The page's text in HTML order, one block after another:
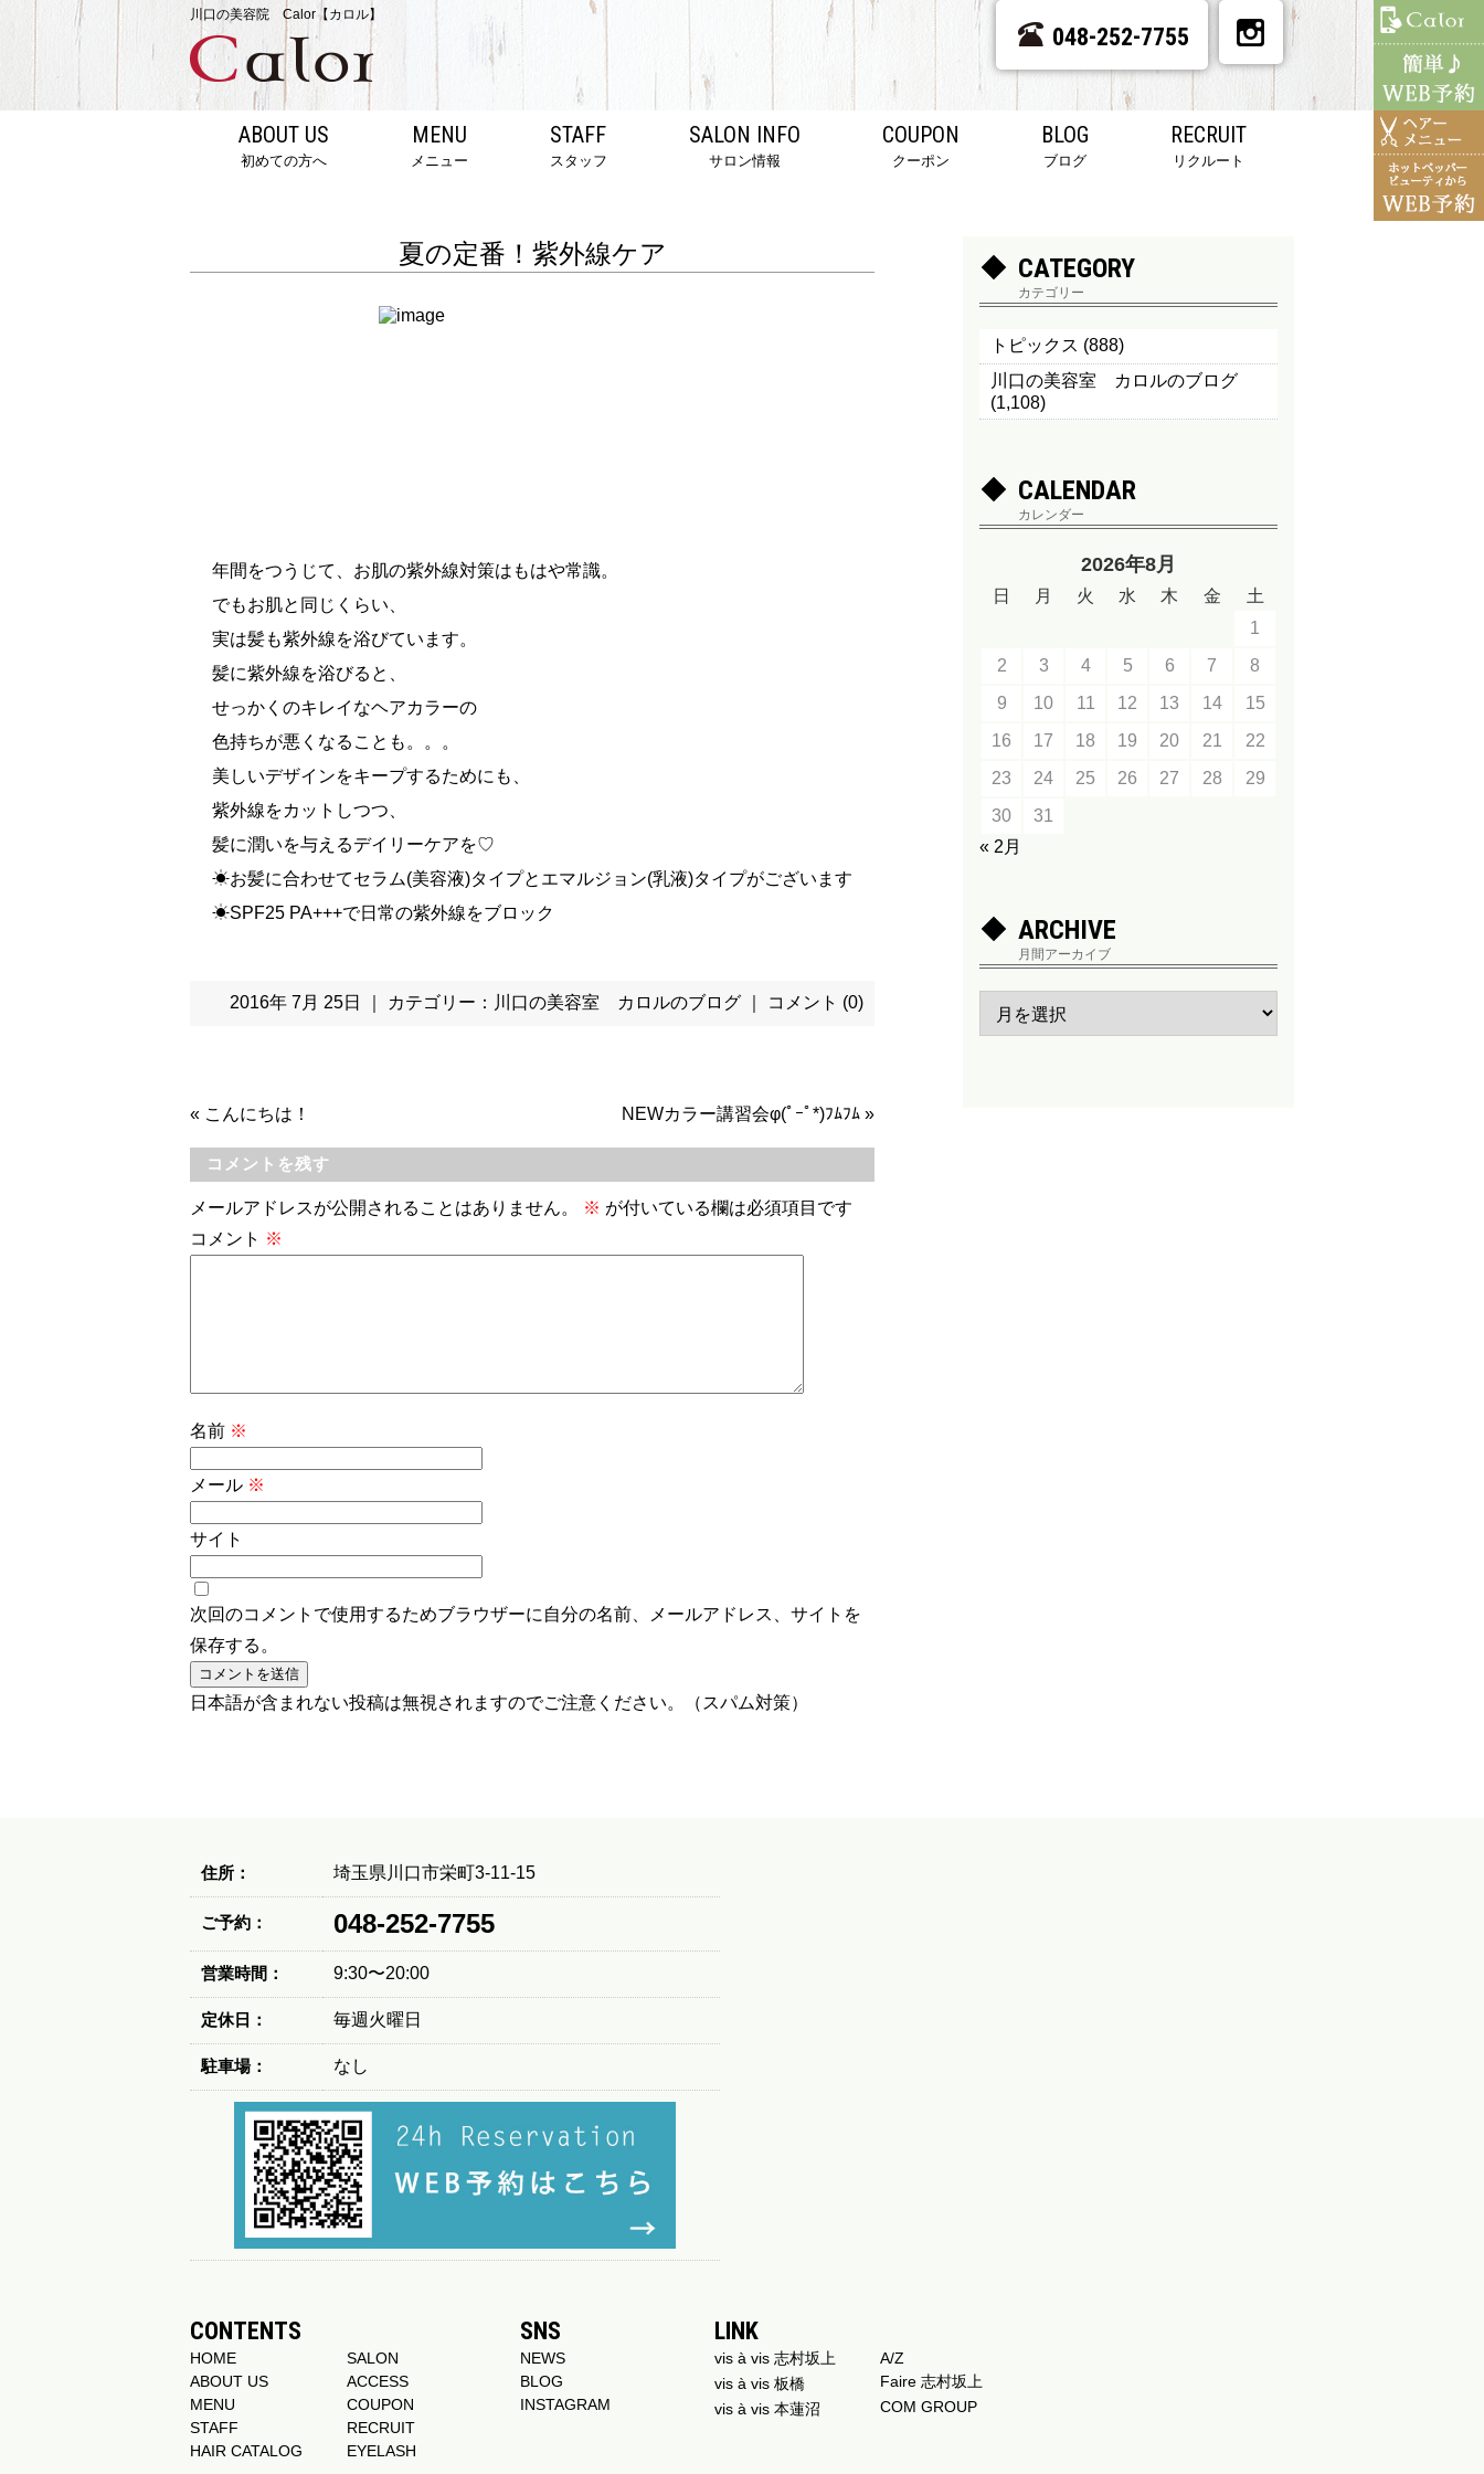
川口の美容院 Calor【カロル】
048-252-7755
ABOUT US
初めての方へ
MENU
メニュー
STAFF
スタッフ
SALON INFO
サロン情報
COUPON
クーポン
BLOG
ブログ
RECRUIT
リクルート
夏の定番！紫外線ケア
年間をつうじて、お肌の紫外線対策はもはや常識。
でもお肌と同じくらい、
実は髪も紫外線を浴びています。
髪に紫外線を浴びると、
せっかくのキレイなヘアカラーの
色持ちが悪くなることも。。。
美しいデザインをキープするためにも、
紫外線をカットしつつ、
髪に潤いを与えるデイリーケアを♡
☀︎お髪に合わせてセラム(美容液)タイプとエマルジョン(乳液)タイプがございます
☀︎SPF25 PA+++で日常の紫外線をブロック
2016年 7月 25日 ｜ カテゴリー： 川口の美容室 カロルのブログ コメント (0)
« こんにちは！ NEWカラー講習会φ(ﾟｰﾟ*)ﾌﾑﾌﾑ »
コメントを残す
メールアドレスが公開されることはありません。 ※ が付いている欄は必須項目です
コメント ※
名前 ※
メール ※
サイト
次回のコメントで使用するためブラウザーに自分の名前、メールアドレス、サイトを
保存する。
日本語が含まれない投稿は無視されますのでご注意ください。（スパム対策）
CATEGORY
カテゴリー
トピックス (888)
川口の美容室 カロルのブログ
(1,108)
CALENDAR
カレンダー
2026年8月
日 月 火 水 木 金
土
1
2
3 4 5 6 7
8
9
10 11 12 13 14
15
16
17 18 19 20 21
22
23
24 25 26 27 28
29
30
31
« 2月
ARCHIVE
月間アーカイブ
住所： 埼玉県川口市栄町3-11-15
ご予約： 048-252-7755
営業時間： 9:30〜20:00
定休日： 毎週火曜日
駐車場： なし
CONTENTS
HOME
ABOUT US
MENU
STAFF
HAIR CATALOG
SALON
ACCESS
COUPON
RECRUIT
EYELASH
SNS
NEWS
BLOG
INSTAGRAM
LINK
vis à vis 志村坂上
vis à vis 板橋
vis à vis 本蓮沼
A/Z
Faire 志村坂上
COM GROUP